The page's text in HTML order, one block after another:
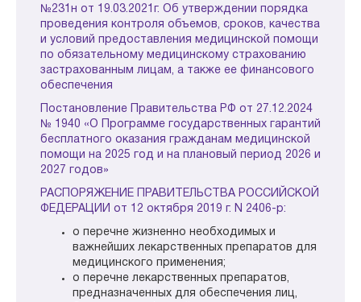
№231н от 19.03.2021г. Об утверждении порядка
проведения контроля объемов, сроков, качества
и условий предоставления медицинской помощи
по обязательному медицинскому страхованию
застрахованным лицам, а также ее финансового
обеспечения
Постановление Правительства РФ от 27.12.2024
№ 1940 «О Программе государственных гарантий
бесплатного оказания гражданам медицинской
помощи на 2025 год и на плановый период 2026 и
2027 годов»
РАСПОРЯЖЕНИЕ ПРАВИТЕЛЬСТВА РОССИЙСКОЙ
ФЕДЕРАЦИИ от 12 октября 2019 г. N 2406-р:
о перечне жизненно необходимых и
важнейших лекарственных препаратов для
медицинского применения;
о перечне лекарственных препаратов,
предназначенных для обеспечения лиц,